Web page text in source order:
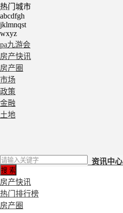
热门城市
abcdfgh
jklmnqst
wxyz
pa九游会
房产快讯
房产圈
市场
政策
金融
土地
房产快讯
热门排行榜
房产圈
资讯中心